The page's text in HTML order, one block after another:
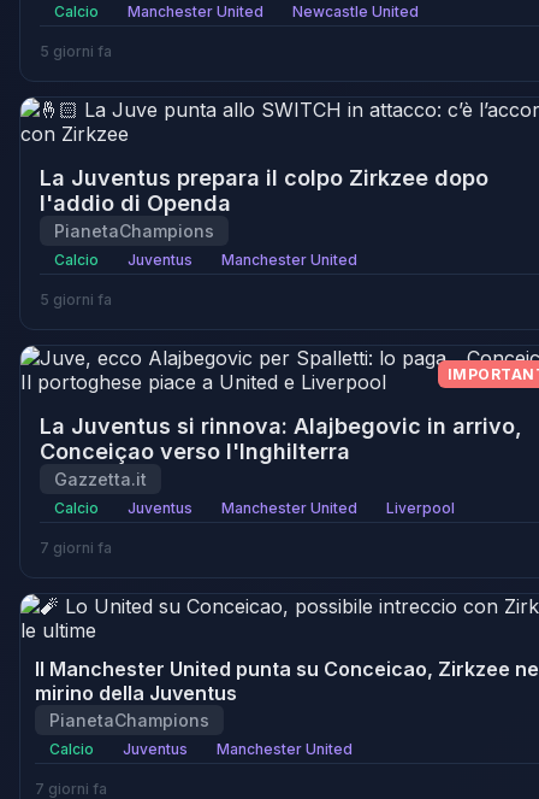
Calcio Manchester United Newcastle United
5 giorni fa
La Juventus prepara il colpo Zirkzee dopo
l'addio di Openda
PianetaChampions
Calcio Juventus Manchester United
5 giorni fa
La Juventus si rinnova: Alajbegovic in arrivo,
Conceiçao verso l'Inghilterra
Gazzetta.it
Calcio Juventus Manchester United Liverpool
7 giorni fa
Il Manchester United punta su Conceicao, Zirkzee
mirino della Juventus
PianetaChampions
Calcio Juventus Manchester United
7 giorni fa